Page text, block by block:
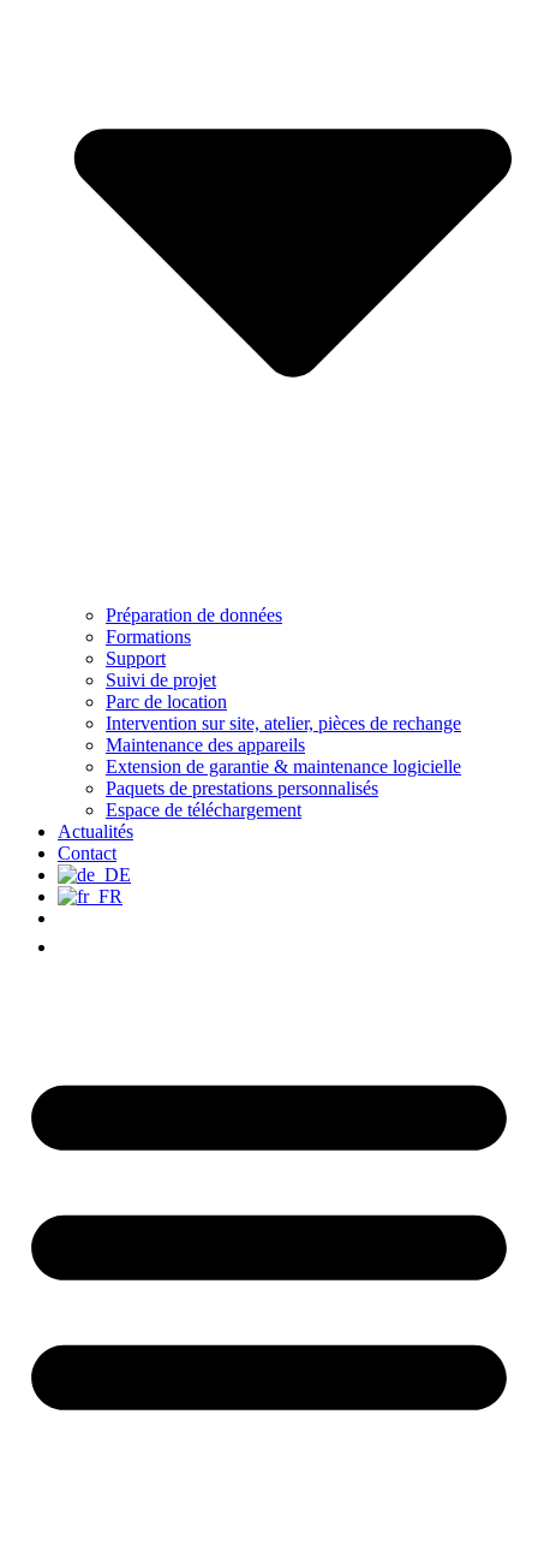
Préparation de données
Formations
Support
Suivi de projet
Parc de location
Intervention sur site, atelier, pièces de rechange
Maintenance des appareils
Extension de garantie & maintenance logicielle
Paquets de prestations personnalisés
Espace de téléchargement
Actualités
Contact